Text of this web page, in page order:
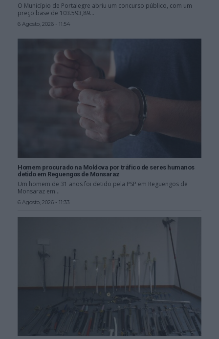
O Município de Portalegre abriu um concurso público, com um
preço base de 103.593,89...
6 Agosto, 2026 - 11:54
Homem procurado na Moldova por tráfico de seres humanos
detido em Reguengos de Monsaraz
Um homem de 31 anos foi detido pela PSP em Reguengos de
Monsaraz em...
6 Agosto, 2026 - 11:33